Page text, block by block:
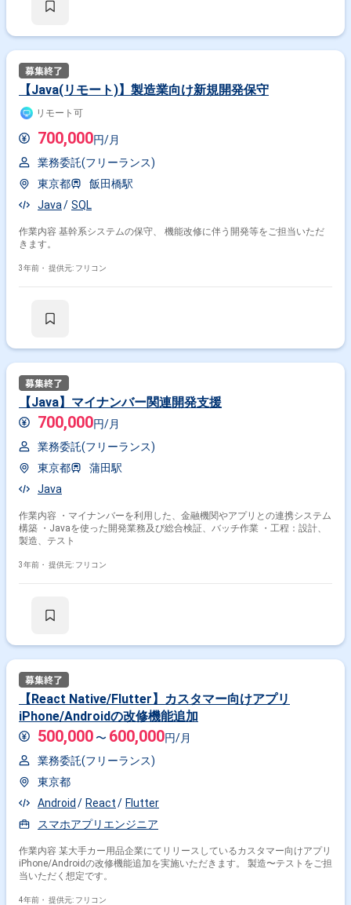
【Java(リモート)】製造業向け新規開発保守
リモート可
700,000円/月
業務委託(フリーランス)
東京都
飯田橋駅
Java
SQL
作業内容 基幹系システムの保守、 機能改修に伴う開発等をご担当いただ
きます。
3年前・ 提供元: フリコン
【Java】マイナンバー関連開発支援
700,000円/月
業務委託(フリーランス)
東京都
蒲田駅
Java
作業内容 ・マイナンバーを利用した、金融機関やアプリとの連携システム
構築 ・Javaを使った開発業務及び総合検証、バッチ作業 ・工程：設計、
製造、テスト
3年前・ 提供元: フリコン
【React Native/Flutter】カスタマー向けアプリ
iPhone/Androidの改修機能追加
500,000 〜 600,000円/月
業務委託(フリーランス)
東京都
Android
React
Flutter
スマホアプリエンジニア
作業内容 某大手カー用品企業にてリリースしているカスタマー向けアプリ
iPhone/Androidの改修機能追加を実施いただきます。 製造〜テストをご担
当いただく想定です。
4年前・ 提供元: フリコン